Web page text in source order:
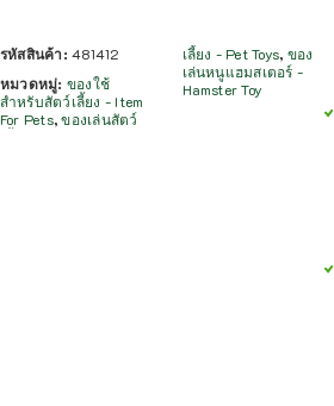
รหัสสินค้า:481412
หมวดหมู่: ของใช้
สำหรับสัตว์เลี้ยง - Item
For Pets,ของเล่นสัตว์
เลี้ยง - Pet Toys, ของ
เล่นหนูแฮมสเตอร์ -
Hamster Toy